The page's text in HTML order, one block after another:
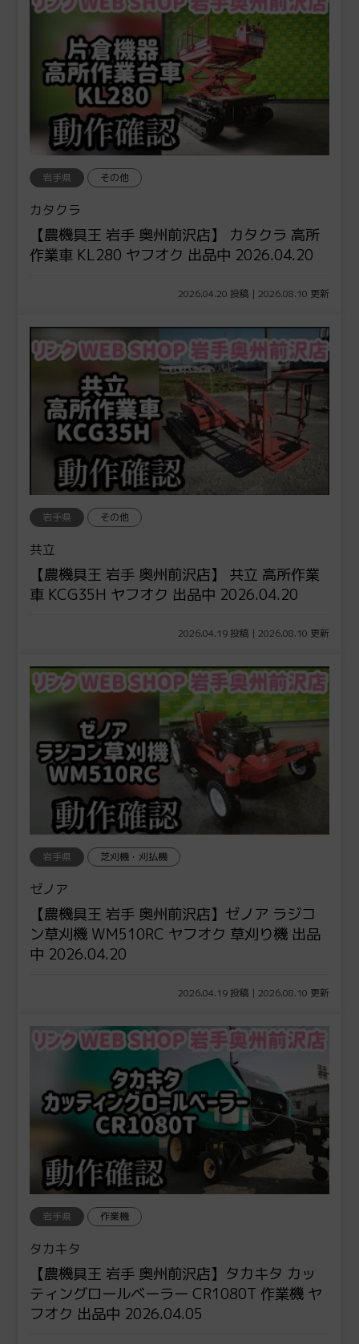
岩手県 その他
カタクラ
【農機具王 岩手 奥州前沢店】 カタクラ 高所
作業車 KL280 ヤフオク 出品中 2026.04.20
2026.04.20 投稿 | 2026.08.10 更新
岩手県 その他
共立
【農機具王 岩手 奥州前沢店】 共立 高所作業
車 KCG35H ヤフオク 出品中 2026.04.20
2026.04.19 投稿 | 2026.08.10 更新
岩手県 芝刈機・刈払機
ゼノア
【農機具王 岩手 奥州前沢店】ゼノア ラジコ
ン草刈機 WM510RC ヤフオク 草刈り機 出品
中 2026.04.20
2026.04.19 投稿 | 2026.08.10 更新
岩手県 作業機
タカキタ
【農機具王 岩手 奥州前沢店】タカキタ カッ
ティングロールベーラー CR1080T 作業機 ヤ
フオク 出品中 2026.04.05